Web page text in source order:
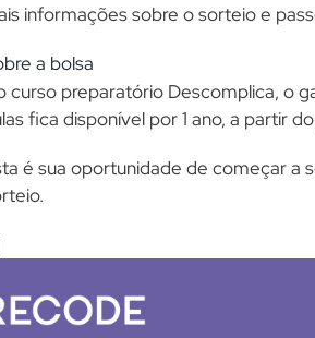
informações sobre o sorteio e
a bolsa
curso preparatório Descomplica, o
fica disponível por 1 ano, a partir
é sua oportunidade de começar a